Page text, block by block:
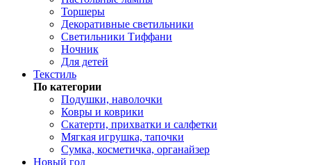
Торшеры
Декоративные светильники
Светильники Тиффани
Ночник
Для детей
Текстиль
По категории
Подушки, наволочки
Ковры и коврики
Скатерти, прихватки и салфетки
Мягкая игрушка, тапочки
Сумка, косметичка, органайзер
Новый год